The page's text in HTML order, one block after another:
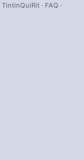
TintinQuiRit· FAQ ·